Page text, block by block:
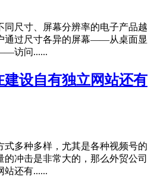
同尺寸、屏幕分辨率的电子产品越
通过尺寸各异的屏幕——从桌面显
访问......
建设自有独立网站还有
式多种多样，尤其是各种视频号的
的冲击是非常大的，那么外贸公司
站还有......